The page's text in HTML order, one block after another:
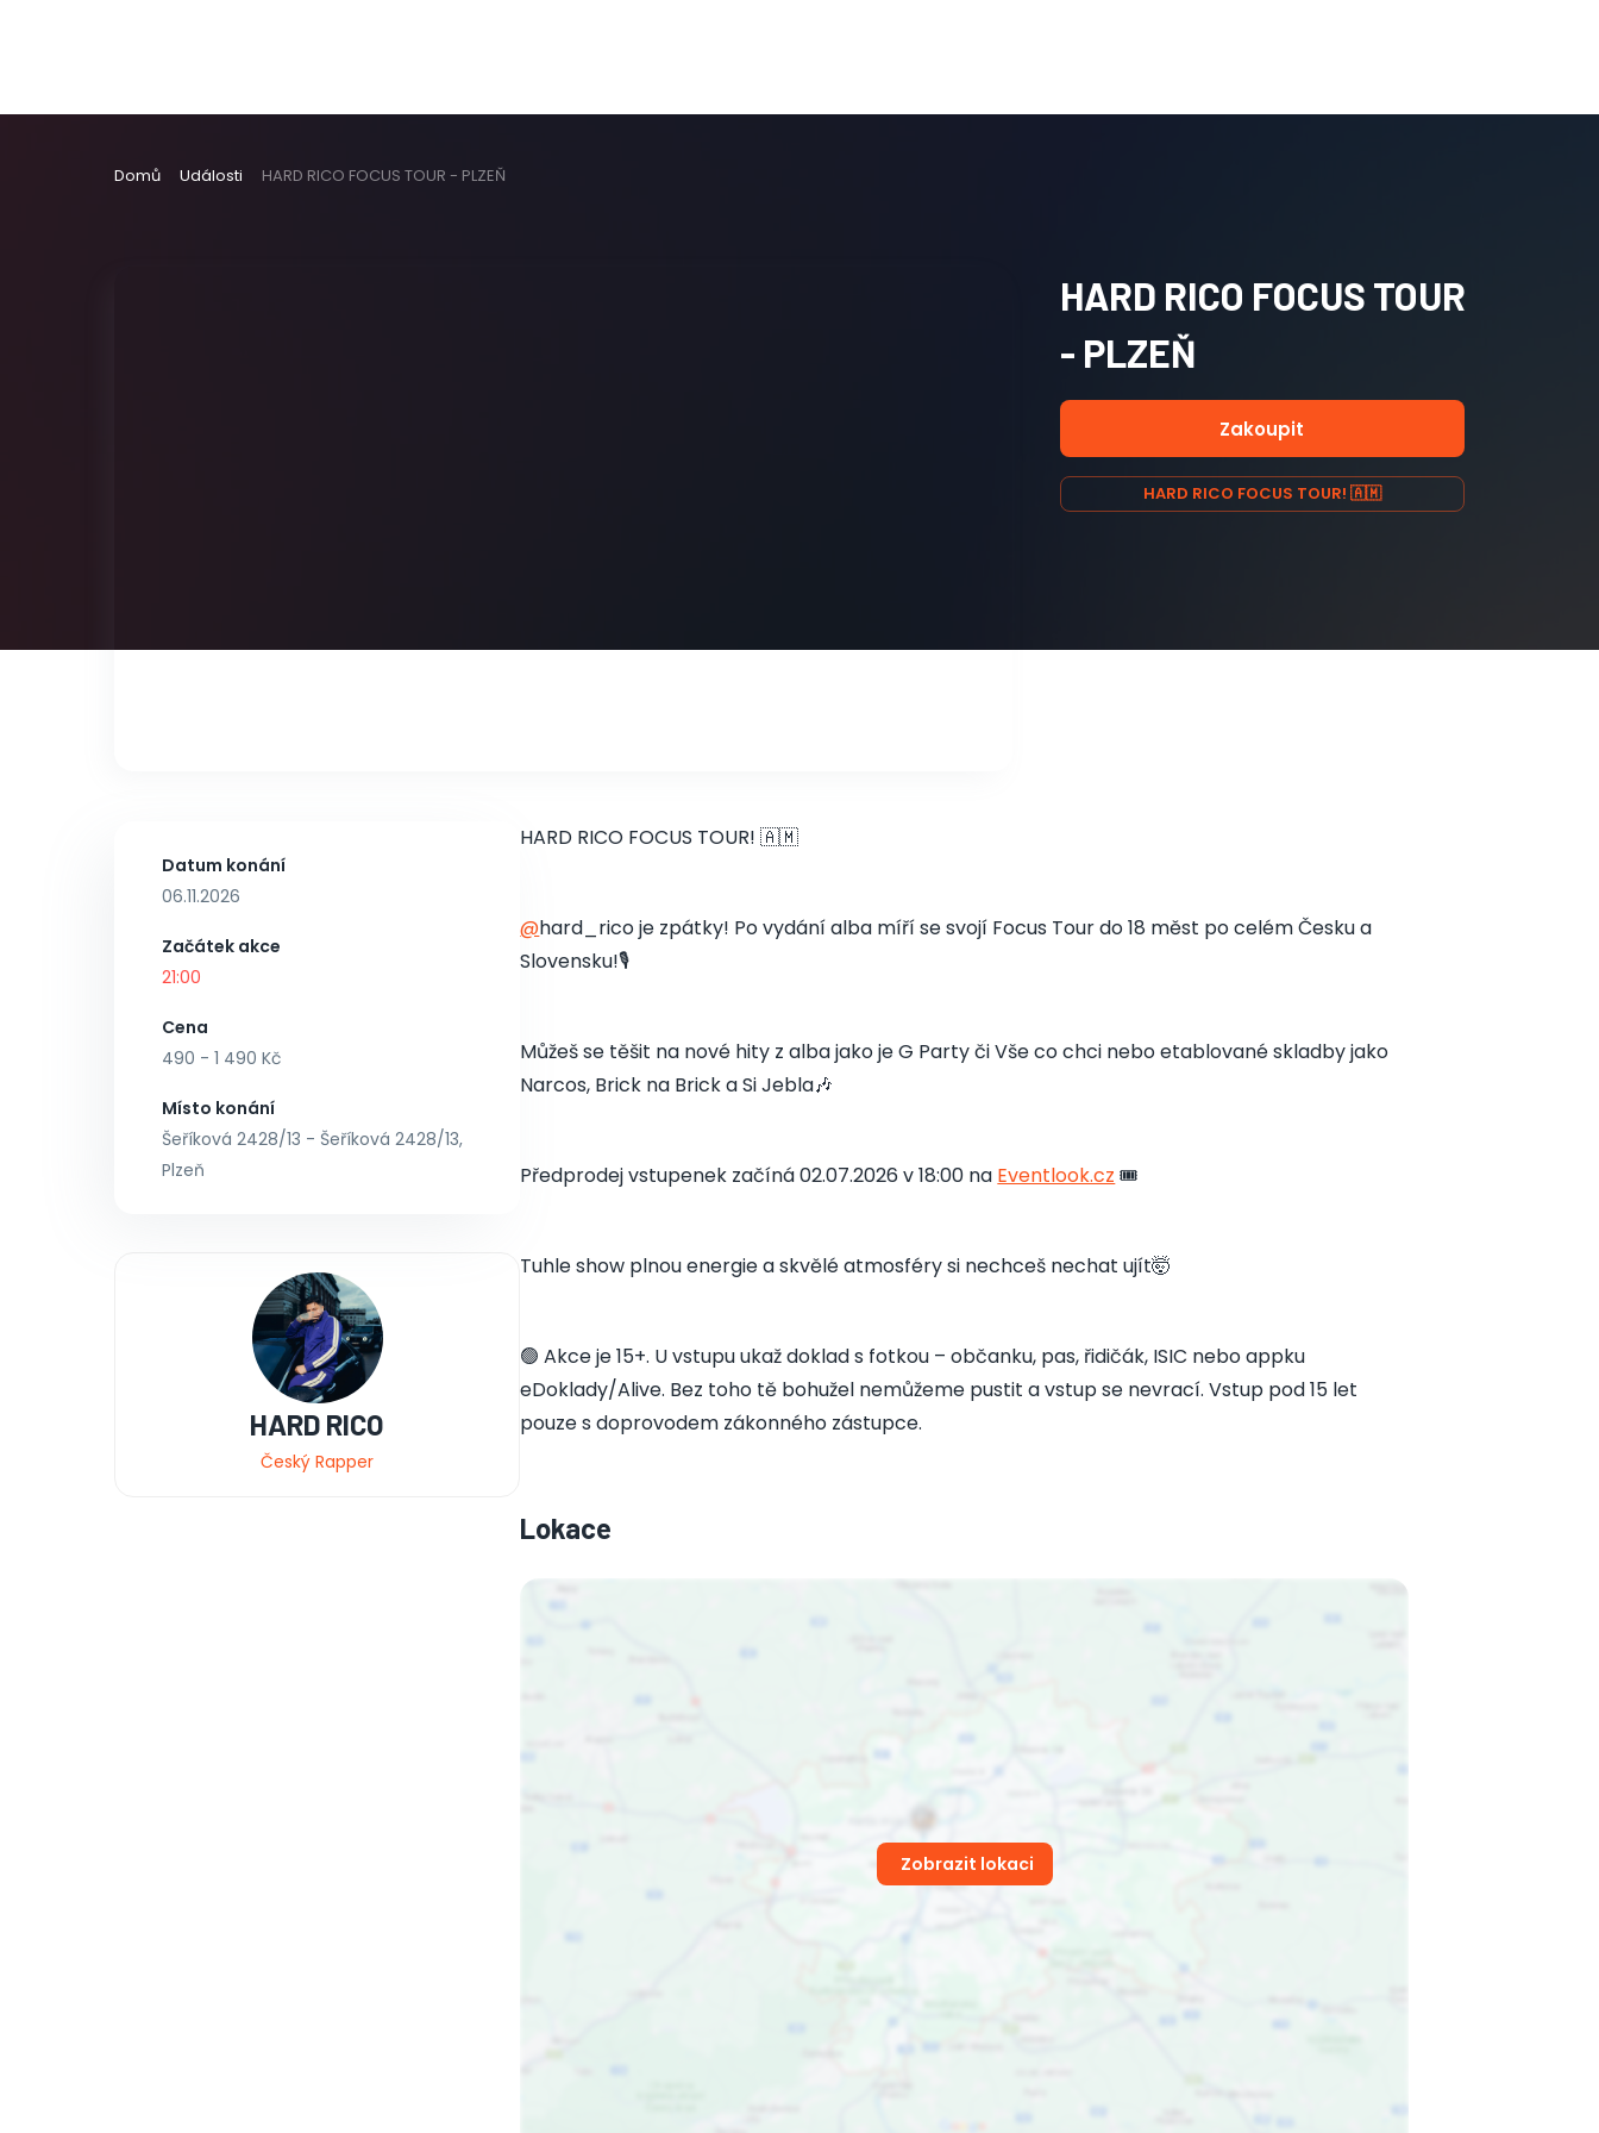
Domů Události HARD RICO FOCUS TOUR - PLZEŇ
HARD RICO FOCUS TOUR
- PLZEŇ
Zakoupit
HARD RICO FOCUS TOUR! 🇦🇲
Datum konání
06.11.2026
Začátek akce
21:00
Cena
490 - 1 490 Kč
Místo konání
Šeříková 2428/13 - Šeříková 2428/13,
Plzeň
HARD RICO
Český Rapper
HARD RICO FOCUS TOUR! 🇦🇲
@hard_rico je zpátky! Po vydání alba míří se svojí Focus Tour do 18 měst po celém Česku a
Slovensku!🎙️
Můžeš se těšit na nové hity z alba jako je G Party či Vše co chci nebo etablované skladby jako
Narcos, Brick na Brick a Si Jebla🎶
Předprodej vstupenek začíná 02.07.2026 v 18:00 na Eventlook.cz 🎟️
Tuhle show plnou energie a skvělé atmosféry si nechceš nechat ujít🤯
🟢 Akce je 15+. U vstupu ukaž doklad s fotkou – občanku, pas, řidičák, ISIC nebo appku
eDoklady/Alive. Bez toho tě bohužel nemůžeme pustit a vstup se nevrací. Vstup pod 15 let
pouze s doprovodem zákonného zástupce.
Lokace
Zobrazit lokaci